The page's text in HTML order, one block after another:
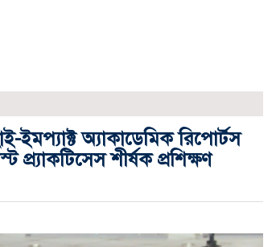
ইমপ্যাক্ট অ্যাকাডেমিক রিপোর্টস
প্র্যাকটিসেস শীর্ষক প্রশিক্ষণ